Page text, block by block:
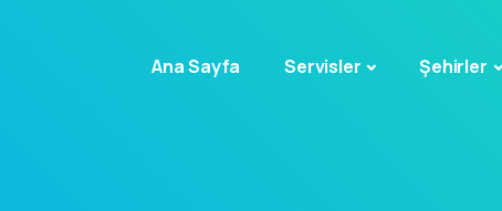
Ana Sayfa Servisler Şehirler